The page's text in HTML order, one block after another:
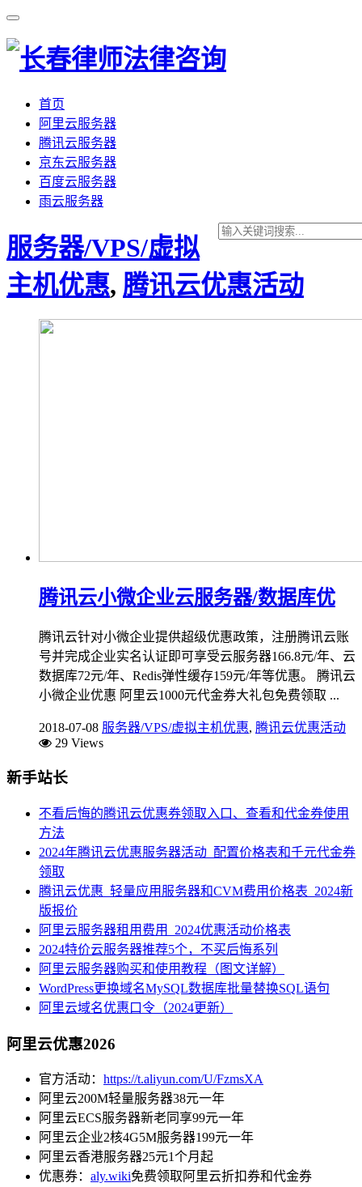
首页
阿里云服务器
腾讯云服务器
京东云服务器
百度云服务器
雨云服务器
服务器/VPS/虚拟
主机优惠, 腾讯云优惠活动
腾讯云小微企业云服务器/数据库优
腾讯云针对小微企业提供超级优惠政策，注册腾讯云账
号并完成企业实名认证即可享受云服务器166.8元/年、云
数据库72元/年、Redis弹性缓存159元/年等优惠。 腾讯云
小微企业优惠 阿里云1000元代金券大礼包免费领取 ...
2018-07-08 服务器/VPS/虚拟主机优惠, 腾讯云优惠活动
29 Views
新手站长
不看后悔的腾讯云优惠券领取入口、查看和代金券使用
方法
2024年腾讯云优惠服务器活动_配置价格表和千元代金券
领取
腾讯云优惠_轻量应用服务器和CVM费用价格表_2024新
版报价
阿里云服务器租用费用_2024优惠活动价格表
2024特价云服务器推荐5个，不买后悔系列
阿里云服务器购买和使用教程（图文详解）
WordPress更换域名MySQL数据库批量替换SQL语句
阿里云域名优惠口令（2024更新）
阿里云优惠2026
官方活动： https://t.aliyun.com/U/FzmsXA
阿里云200M轻量服务器38元一年
阿里云ECS服务器新老同享99元一年
阿里云企业2核4G5M服务器199元一年
阿里云香港服务器25元1个月起
优惠券： aly.wiki免费领取阿里云折扣券和代金券